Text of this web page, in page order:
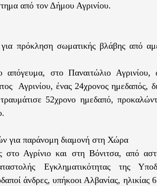
από τον Δήμου Αγρινίου.
πρόκληση σωματικής βλάβης από
απόγευμα, στο Παναιτώλιο Αγρινίου,
Αγρινίου, ένας 24χρονος ημεδαπός,
52χρονο ημεδαπό,
για παράνομη διαμονή στη Χώρα
στο Αγρίνιο και στη Βόνιτσα, από
Εγκληματικότητας της
άνδρες, υπήκοοι Αλβανίας, ηλικίας